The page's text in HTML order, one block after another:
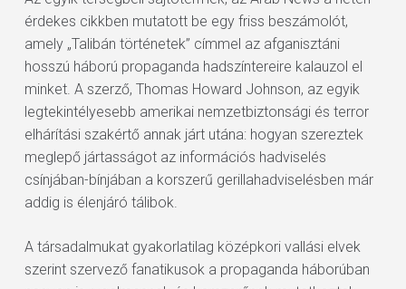
érdekes cikkben mutatott be egy friss beszámolót,
amely „Talibán történetek” címmel az afganisztáni
hosszú háború propaganda hadszíntereire kalauzol el
minket. A szerző, Thomas Howard Johnson, az egyik
legtekintélyesebb amerikai nemzetbiztonsági és terror
elhárítási szakértő annak járt utána: hogyan szereztek
meglepő jártasságot az információs hadviselés
csínjában-bínjában a korszerű gerillahadviselésben már
addig is élenjáró tálibok.
A társadalmukat gyakorlatilag középkori vallási elvek
szerint szervező fanatikusok a propaganda háborúban